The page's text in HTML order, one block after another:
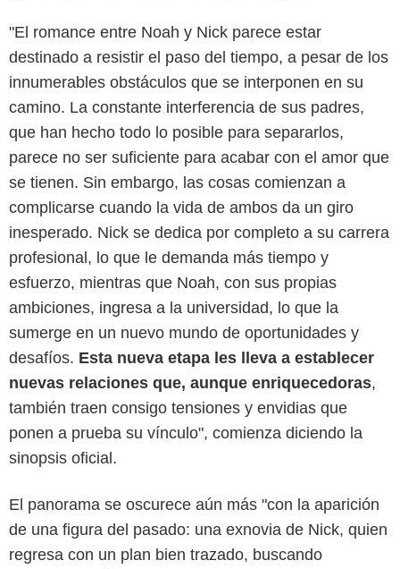
"El romance entre Noah y Nick parece estar
destinado a resistir el paso del tiempo, a pesar de los
innumerables obstáculos que se interponen en su
camino. La constante interferencia de sus padres,
que han hecho todo lo posible para separarlos,
parece no ser suficiente para acabar con el amor que
se tienen. Sin embargo, las cosas comienzan a
complicarse cuando la vida de ambos da un giro
inesperado. Nick se dedica por completo a su carrera
profesional, lo que le demanda más tiempo y
esfuerzo, mientras que Noah, con sus propias
ambiciones, ingresa a la universidad, lo que la
sumerge en un nuevo mundo de oportunidades y
desafíos. Esta nueva etapa les lleva a establecer
nuevas relaciones que, aunque enriquecedoras,
también traen consigo tensiones y envidias que
ponen a prueba su vínculo", comienza diciendo la
sinopsis oficial.
El panorama se oscurece aún más "con la aparición
de una figura del pasado: una exnovia de Nick, quien
regresa con un plan bien trazado, buscando